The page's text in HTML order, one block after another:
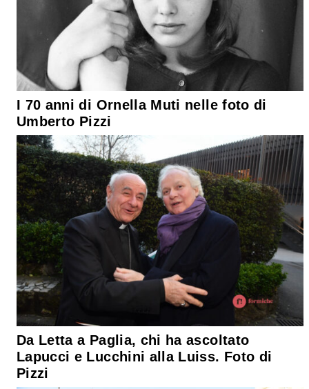
I 70 anni di Ornella Muti nelle foto di
Umberto Pizzi
Da Letta a Paglia, chi ha ascoltato
Lapucci e Lucchini alla Luiss. Foto di
Pizzi